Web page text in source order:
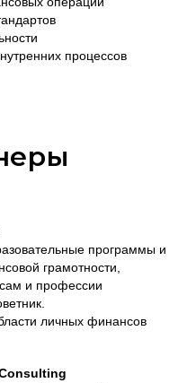
процессов
программы и
грамотности,
и профессии
личных финансов